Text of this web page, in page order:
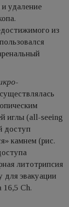
удаление
из
иглы (all-seeing
доступ
камнем (рис.
литотрипсия
для эвакуации
16,5 Ch.